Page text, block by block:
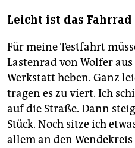
Leicht ist das
Für meine Testfahrt
Lastenrad von Wolfer
Werkstatt heben. Ganz
tragen es zu viert. Ich
auf die Straße. Dann
Stück. Noch sitze ich
allem an den